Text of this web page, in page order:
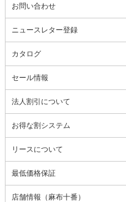
お問い合わせ
ニュースレター登録
カタログ
セール情報
法人割引について
お得な割システム
リースについて
最低価格保証
店舗情報（麻布十番）